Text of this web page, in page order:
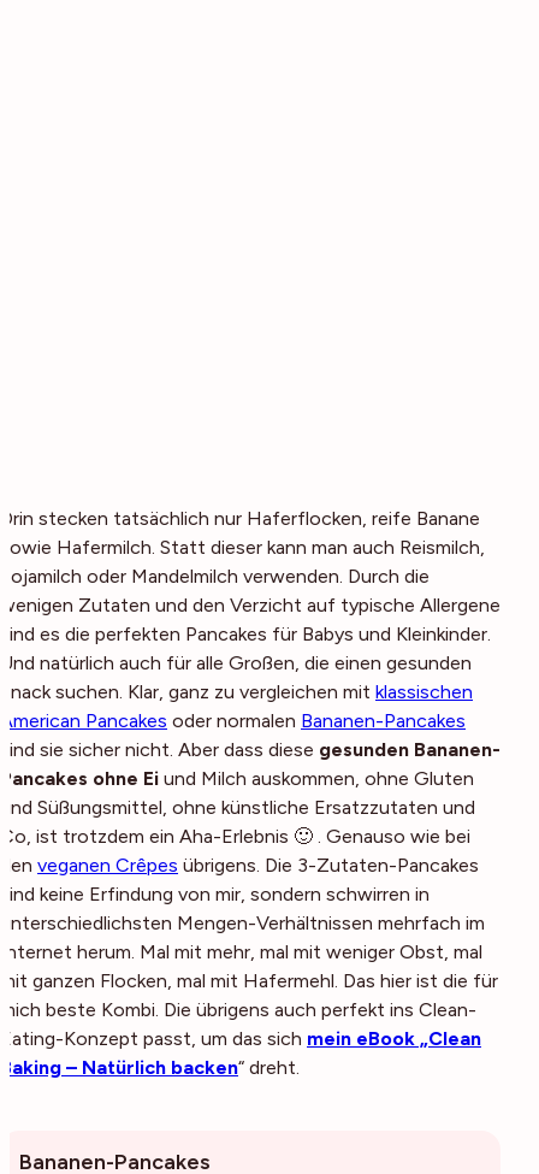
Drin stecken tatsächlich nur Haferflocken, reife Banane
sowie Hafermilch. Statt dieser kann man auch Reismilch,
Sojamilch oder Mandelmilch verwenden. Durch die
wenigen Zutaten und den Verzicht auf typische Allergene
sind es die perfekten Pancakes für Babys und Kleinkinder.
Und natürlich auch für alle Großen, die einen gesunden
Snack suchen. Klar, ganz zu vergleichen mit klassischen
American Pancakes oder normalen Bananen-Pancakes
sind sie sicher nicht. Aber dass diese gesunden Bananen-
Pancakes ohne Ei und Milch auskommen, ohne Gluten
und Süßungsmittel, ohne künstliche Ersatzzutaten und
Co, ist trotzdem ein Aha-Erlebnis 🙂 . Genauso wie bei
den veganen Crêpes übrigens. Die 3-Zutaten-Pancakes
sind keine Erfindung von mir, sondern schwirren in
unterschiedlichsten Mengen-Verhältnissen mehrfach im
Internet herum. Mal mit mehr, mal mit weniger Obst, mal
mit ganzen Flocken, mal mit Hafermehl. Das hier ist die für
mich beste Kombi. Die übrigens auch perfekt ins Clean-
Eating-Konzept passt, um das sich mein eBook „Clean
Baking – Natürlich backen“ dreht.
Bananen-Pancakes